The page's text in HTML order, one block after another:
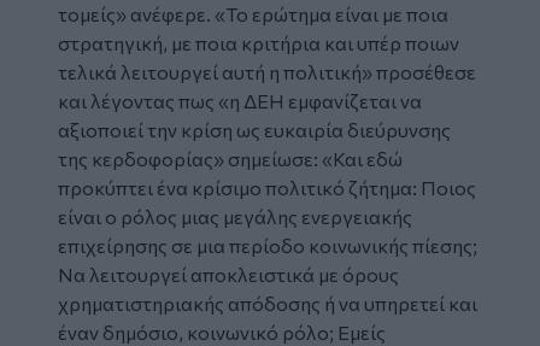
τομείς» ανέφερε. «Το ερώτημα είναι με ποια
στρατηγική, με ποια κριτήρια και υπέρ ποιων
τελικά λειτουργεί αυτή η πολιτική» προσέθεσε
και λέγοντας πως «η ΔΕΗ εμφανίζεται να
αξιοποιεί την κρίση ως ευκαιρία διεύρυνσης
της κερδοφορίας» σημείωσε: «Και εδώ
προκύπτει ένα κρίσιμο πολιτικό ζήτημα: Ποιος
είναι ο ρόλος μιας μεγάλης ενεργειακής
επιχείρησης σε μια περίοδο κοινωνικής πίεσης;
Να λειτουργεί αποκλειστικά με όρους
χρηματιστηριακής απόδοσης ή να υπηρετεί και
έναν δημόσιο, κοινωνικό ρόλο; Εμείς